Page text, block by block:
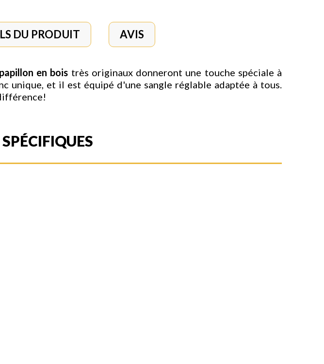
DU PRODUIT AVIS
papillon en bois très originaux donneront une touche spéciale à
unique, et il est équipé d'une sangle réglable adaptée à tous.